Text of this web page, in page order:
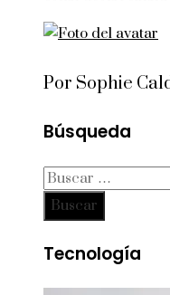
Por Sophie
Búsqueda
Buscar:
Tecnología